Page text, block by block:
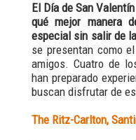
El Día de San
qué mejor manera
especial sin salir de
se presentan como
amigos. Cuatro de
han preparado
buscan disfrutar de
The Ritz-Carlton,